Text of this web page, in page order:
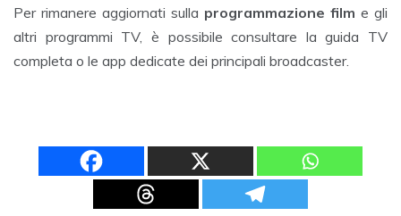
Per rimanere aggiornati sulla programmazione film e gli
altri programmi TV, è possibile consultare la guida TV
completa o le app dedicate dei principali broadcaster.